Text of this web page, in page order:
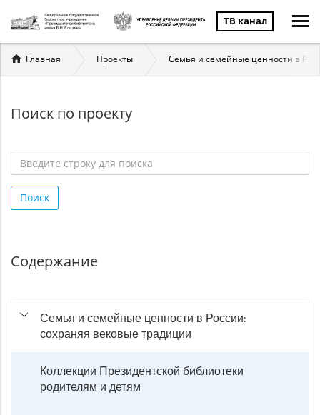
ТВ канал
Вы
здесь
Главная Проекты Семья и семейные ценности в
Поиск по проекту
строку
для
Поиск
Содержание
Семья и семейные ценности в России:
сохраняя вековые традиции
Коллекции Президентской библиотеки
родителям и детям